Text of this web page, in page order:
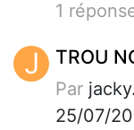
1
J TROU
Par
25/07/